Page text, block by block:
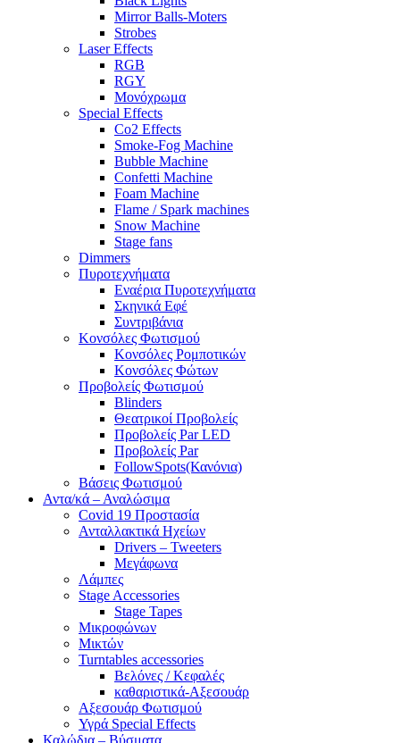
Mirror Balls-Moters
Strobes
Laser Effects
RGB
RGY
Μονόχρωμα
Special Effects
Co2 Effects
Smoke-Fog Machine
Bubble Machine
Confetti Machine
Foam Machine
Flame / Spark machines
Snow Machine
Stage fans
Dimmers
Πυροτεχνήματα
Εναέρια Πυροτεχνήματα
Σκηνικά Εφέ
Συντριβάνια
Κονσόλες Φωτισμού
Κονσόλες Ρομποτικών
Κονσόλες Φώτων
Προβολείς Φωτισμού
Blinders
Θεατρικοί Προβολείς
Προβολείς Par LED
Προβολείς Par
FollowSpots(Κανόνια)
Βάσεις Φωτισμού
Αντα/κά – Αναλώσιμα
Covid 19 Προστασία
Ανταλλακτικά Ηχείων
Drivers – Tweeters
Μεγάφωνα
Λάμπες
Stage Accessories
Stage Tapes
Μικροφώνων
Μικτών
Turntables accessories
Βελόνες / Κεφαλές
καθαριστικά-Αξεσουάρ
Αξεσουάρ Φωτισμού
Υγρά Special Effects
Καλώδια – Βύσματα